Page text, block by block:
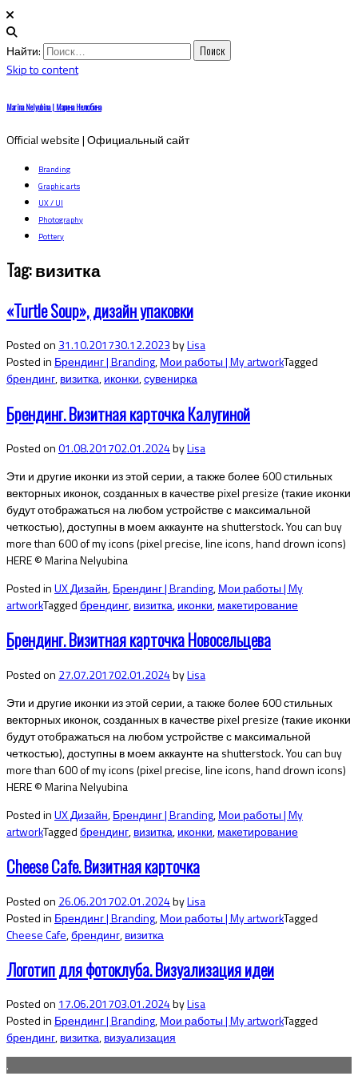
Найти:
Skip to content
Marina Nelyubina | Марина Нелюбина
Official website | Официальный сайт
Branding
Graphic arts
UX / UI
Photography
Pottery
Tag:визитка
«Turtle Soup», дизайн упаковки
Posted on 31.10.201730.12.2023byLisa
Posted in Брендинг | Branding,Мои работы | My artworkTagged
брендинг,визитка,иконки,сувенирка
Брендинг. Визитная карточка Калугиной
Posted on01.08.201702.01.2024byLisa
Эти и другие иконки из этой серии, а также более 600 стильных
векторных иконок, созданных в качестве pixel presize (такие иконки
будут отображаться на любом устройстве с максимальной
четкостью), доступны в моем аккаунте на shutterstock. You can buy
more than 600 of my icons (pixel precise, line icons, hand drown icons)
HERE © Marina Nelyubina
Posted inUX Дизайн,Брендинг | Branding,Мои работы | My
artworkTaggedбрендинг,визитка,иконки,макетирование
Брендинг. Визитная карточка Новосельцева
Posted on 27.07.201702.01.2024byLisa
Эти и другие иконки из этой серии, а также более 600 стильных
векторных иконок, созданных в качестве pixel presize (такие иконки
будут отображаться на любом устройстве с максимальной
четкостью), доступны в моем аккаунте на shutterstock. You can buy
more than 600 of my icons (pixel precise, line icons, hand drown icons)
HERE © Marina Nelyubina
Posted inUX Дизайн,Брендинг | Branding,Мои работы | My
artworkTaggedбрендинг,визитка,иконки,макетирование
Cheese Cafe. Визитная карточка
Posted on 26.06.201702.01.2024byLisa
Posted in Брендинг | Branding,Мои работы | My artworkTagged
Cheese Cafe,брендинг,визитка
Логотип для фотоклуба. Визуализация идеи
Posted on 17.06.201703.01.2024byLisa
Posted in Брендинг | Branding,Мои работы | My artworkTagged
брендинг,визитка,визуализация
.